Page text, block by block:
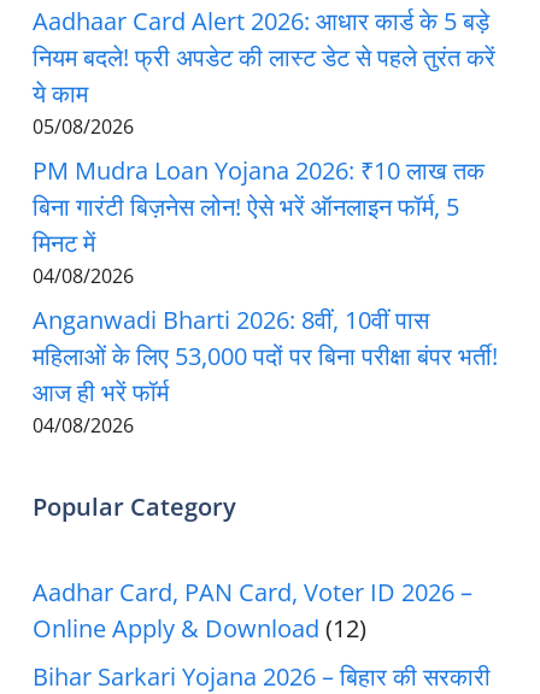
Aadhaar Card Alert 2026: आधार कार्ड के 5 बड़े
नियम बदले! फ्री अपडेट की लास्ट डेट से पहले तुरंत करें
ये काम
05/08/2026
PM Mudra Loan Yojana 2026: ₹10 लाख तक
बिना गारंटी बिज़नेस लोन! ऐसे भरें ऑनलाइन फॉर्म, 5
मिनट में
04/08/2026
Anganwadi Bharti 2026: 8वीं, 10वीं पास
महिलाओं के लिए 53,000 पदों पर बिना परीक्षा बंपर भर्ती!
आज ही भरें फॉर्म
04/08/2026
Popular Category
Aadhar Card, PAN Card, Voter ID 2026 –
Online Apply & Download (12)
Bihar Sarkari Yojana 2026 – बिहार की सरकारी